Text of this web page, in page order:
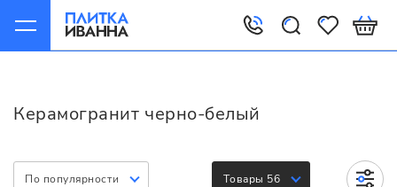
Керамогранит черно-белый
По популярности Товары 56